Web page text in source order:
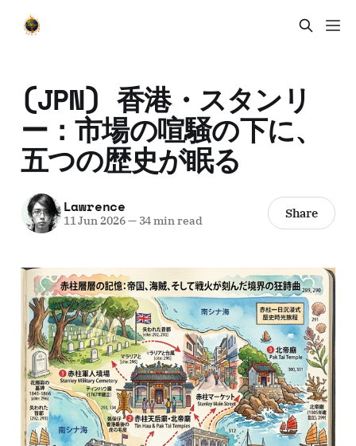
(JPN) 香港・スタンリ
ー：市場の喧騒の下に、
五つの歴史が眠る
Lawrence
11 Jun 2026—34 min read Share